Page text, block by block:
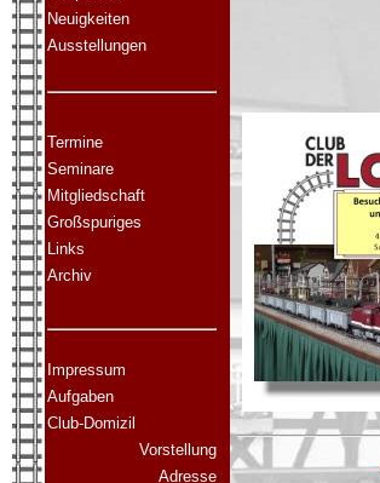
Neuigkeiten
Ausstellungen
Termine
Seminare
Mitgliedschaft
Großspuriges
Links
Archiv
Impressum
Aufgaben
Club-Domizil
Vorstellung
Adresse